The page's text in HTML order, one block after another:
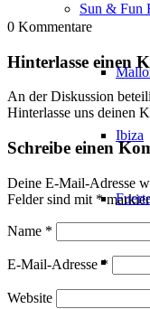
Sun & Fun
Ibiza
0 Kommentare
Hinterlasse einen
An der Diskussion
Hinterlasse uns deinen
Schreibe einen
Deine E-Mail-Adresse
Felder sind mit *
Name *
E-Mail-Adresse *
Website